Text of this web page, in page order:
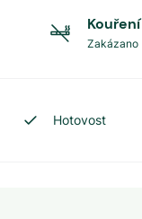
Kouření
Zakázano
Hotovost